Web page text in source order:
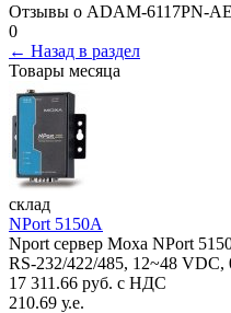
Отзывы о ADAM-6117PN-
0
← Назад в раздел
Товары месяца
склад
NPort 5150A
Nport сервер Moxa NPort
RS-232/422/485, 12~48 VDC,
17 311.66 руб. с НДС
210.69 у.е.